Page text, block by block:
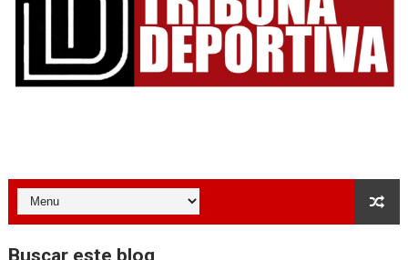
SANTÍSIMO DOWNHILL 2026: CICLISTAS DE TODO EL
Se inauguró el Campeonato Nacional Sub 15 de Vóley
MÁS DE 1100 CORREDORES HICIERON HISTORIA EN EL
Buscar este blog